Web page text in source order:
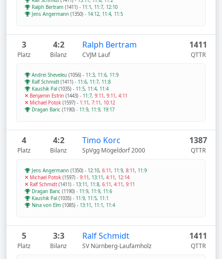
Ralph Bertram (1411) - 11:1, 11:7, 12:10
Jens Angermann (1350) - 14:12, 11:4, 11:5
3
Platz
4:2
Bilanz
Ralph Bertram
CVJM Lauf
1411
QTTR
Andrei Sheveleu (1056) - 11:3, 11:6, 11:9
Ralf Schmidt(1411) - 11:6, 11:7, 11:8
Kaushik Pal (1035) - 11:5, 11:4, 11:4
Benjamin Estrin (1443) - 11:7, 9:11, 9:11, 4:11
Michael Potok (1597) - 1:11, 7:11, 10:12
Dragan Baric (1190) - 11:9, 11:9, 19:17
4
Platz
4:2
Bilanz
Timo Korc
SpVgg Mögeldorf 2000
1387
QTTR
Jens Angermann (1350) - 12:10, 6:11, 11:9, 8:11, 11:9
Michael Potok (1597) - 9:11, 13:11, 4:11, 12:14
Ralf Schmidt(1411) - 13:11, 11:8, 6:11, 4:11, 9:11
Dragan Baric (1190) - 11:9, 11:9, 11:6
Kaushik Pal (1035) - 11:9, 11:5, 11:1
Nina von Elm (1085) - 13:11, 11:1, 11:4
5
Platz
3:3
Bilanz
Ralf Schmidt
SV Nürnberg-Laufamholz
1411
QTTR